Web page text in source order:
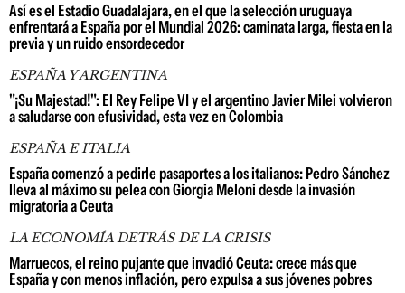
Así es el Estadio Guadalajara, en el que la selección uruguaya
enfrentará a España por el Mundial 2026: caminata larga, fiesta en la
previa y un ruido ensordecedor
ESPAÑA Y ARGENTINA
"¡Su Majestad!": El Rey Felipe VI y el argentino Javier Milei volvieron
a saludarse con efusividad, esta vez en Colombia
ESPAÑA E ITALIA
España comenzó a pedirle pasaportes a los italianos: Pedro Sánchez
lleva al máximo su pelea con Giorgia Meloni desde la invasión
migratoria a Ceuta
LA ECONOMÍA DETRÁS DE LA CRISIS
Marruecos, el reino pujante que invadió Ceuta: crece más que
España y con menos inflación, pero expulsa a sus jóvenes pobres